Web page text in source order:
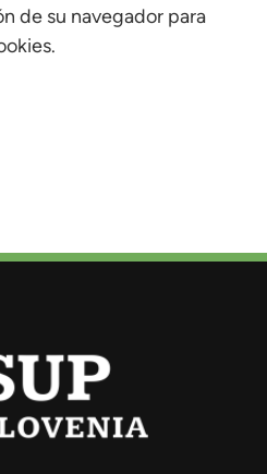
de su navegador para